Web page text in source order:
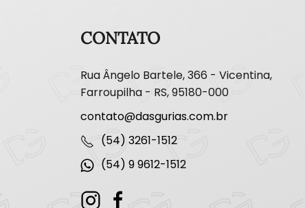
CONTATO
Rua Ângelo Bartele, 366 - Vicentina,
Farroupilha - RS, 95180-000
contato@dasgurias.com.br
(54) 3261-1512
(54) 9 9612-1512